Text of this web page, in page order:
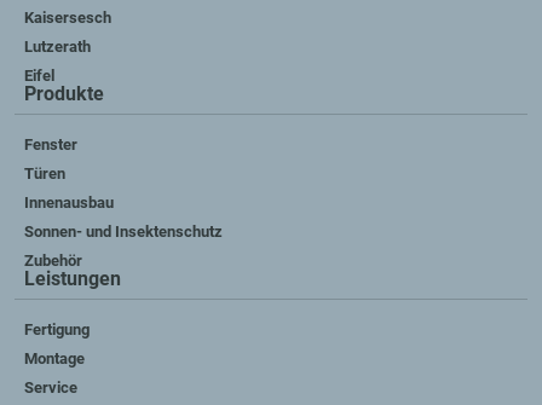
Kaisersesch
Lutzerath
Eifel
Produkte
Fenster
Türen
Innenausbau
Sonnen- und Insektenschutz
Zubehör
Leistungen
Fertigung
Montage
Service